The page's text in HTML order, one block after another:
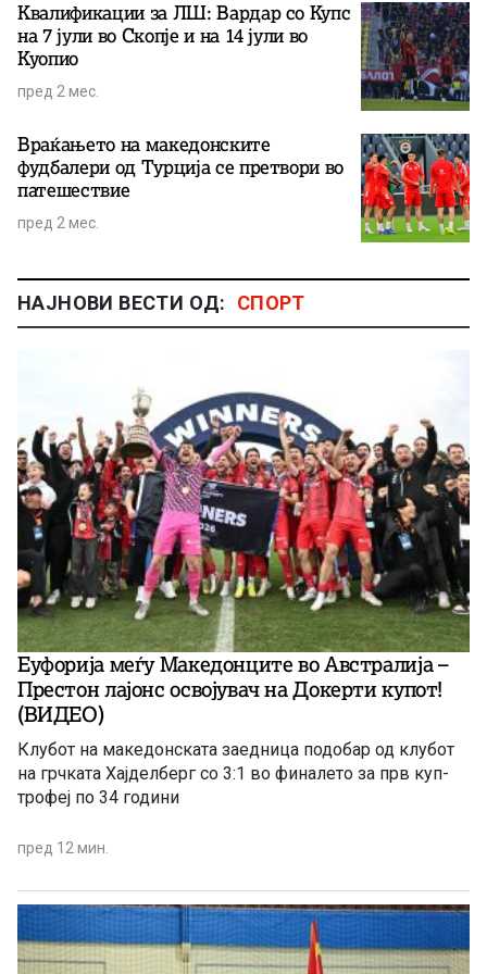
Квалификации за ЛШ: Вардар со Купс
на 7 јули во Скопје и на 14 јули во
Куопио
пред 2 мес.
Враќањето на македонските
фудбалери од Турција се претвори во
патешествие
пред 2 мес.
НАЈНОВИ ВЕСТИ ОД: СПОРТ
Еуфорија меѓу Македонците во Австралија –
Престон лајонс освојувач на Докерти купот!
(ВИДЕО)
Клубот на македонската заедница подобар од клубот
на грчката Хајделберг со 3:1 во финалето за прв куп-
трофеј по 34 години
пред 12 мин.